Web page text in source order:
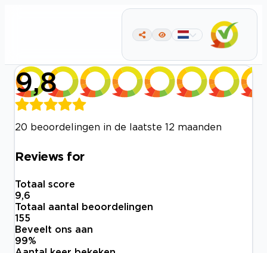
9,8
20 beoordelingen in de laatste 12 maanden
Reviews for
Totaal score
9,6
Totaal aantal beoordelingen
155
Beveelt ons aan
99%